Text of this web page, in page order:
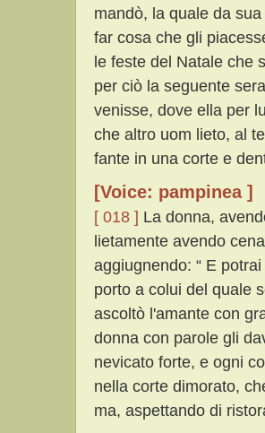
mandò, la quale da
far cosa che gli
le feste del Natale che
per ciò la seguente
venisse, dove ella per
che altro uom lieto, al
fante in una corte e
[Voice: pampinea ]
[ 018 ] La donna,
lietamente avendo
aggiugnendo: “ E
porto a colui del quale
ascoltò l'amante con
donna con parole gli
nevicato forte, e ogni
nella corte dimorato,
ma, aspettando di